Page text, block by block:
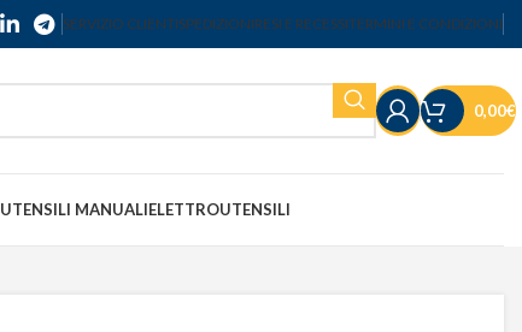
SERVIZIO CLIENTISPEDIZIONIRESI E RECESSITERMINI E CONDIZIONI
0,00€
UTENSILI MANUALIELETTROUTENSILI